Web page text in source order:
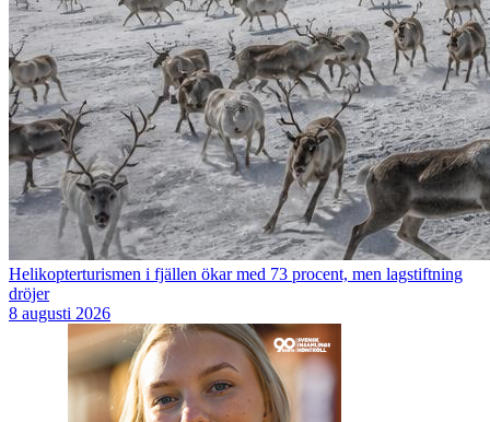
Helikopterturismen i fjällen ökar med 73 procent, men lagstiftning
dröjer
8 augusti 2026